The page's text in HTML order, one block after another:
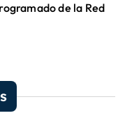
de la Red